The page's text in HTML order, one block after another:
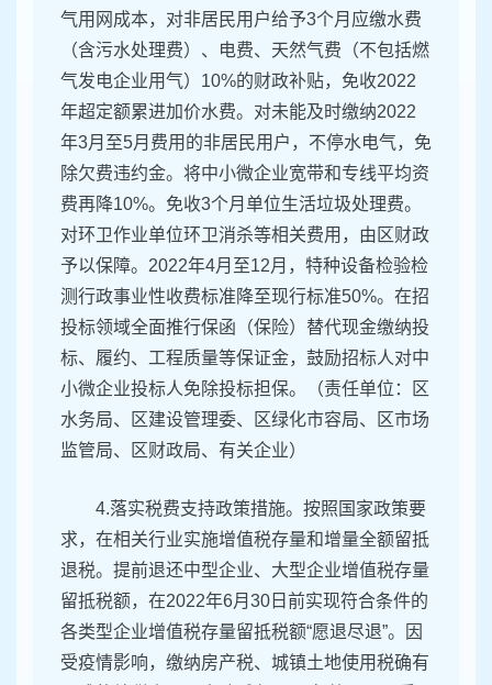
气用网成本，对非居民用户给予3个月应缴水费
（含污水处理费）、电费、天然气费（不包括燃
气发电企业用气）10%的财政补贴，免收2022
年超定额累进加价水费。对未能及时缴纳2022
年3月至5月费用的非居民用户，不停水电气，免
除欠费违约金。将中小微企业宽带和专线平均资
费再降10%。免收3个月单位生活垃圾处理费。
对环卫作业单位环卫消杀等相关费用，由区财政
予以保障。2022年4月至12月，特种设备检验检
测行政事业性收费标准降至现行标准50%。在招
投标领域全面推行保函（保险）替代现金缴纳投
标、履约、工程质量等保证金，鼓励招标人对中
小微企业投标人免除投标担保。（责任单位：区
水务局、区建设管理委、区绿化市容局、区市场
监管局、区财政局、有关企业）
4.落实税费支持政策措施。按照国家政策要
求，在相关行业实施增值税存量和增量全额留抵
退税。提前退还中型企业、大型企业增值税存量
留抵税额，在2022年6月30日前实现符合条件的
各类型企业增值税存量留抵税额“愿退尽退”。因
受疫情影响，缴纳房产税、城镇土地使用税确有